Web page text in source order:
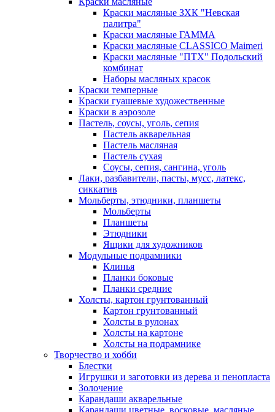
Краски масляные ЗХК "Невская
палитра"
Краски масляные ГАММА
Краски масляные CLASSICO Maimeri
Краски масляные "ПТХ" Подольский
комбинат
Наборы масляных красок
Краски темперные
Краски гуашевые художественные
Краски в аэрозоле
Пастель, соусы, уголь, сепия
Пастель акварельная
Пастель масляная
Пастель сухая
Соусы, сепия, сангина, уголь
Лаки, разбавители, пасты, мусс, латекс,
сиккатив
Мольберты, этюдники, планшеты
Мольберты
Планшеты
Этюдники
Ящики для художников
Модульные подрамники
Клинья
Планки боковые
Планки средние
Холсты, картон грунтованный
Картон грунтованный
Холсты в рулонах
Холсты на картоне
Холсты на подрамнике
Творчество и хобби
Блестки
Игрушки и заготовки из дерева и пенопласта
Золочение
Карандаши акварельные
Карандаши цветные, восковые, масляные,